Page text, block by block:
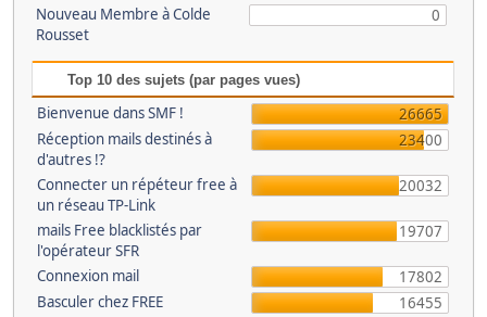
Nouveau Membre à Colde
Rousset
0
Top 10 des sujets (par pages vues)
Bienvenue dans SMF !
26665
Réception mails destinés à
d'autres !?
23400
Connecter un répéteur free à
un réseau TP-Link
20032
mails Free blacklistés par
l'opérateur SFR
19707
Connexion mail
17802
Basculer chez FREE
16455